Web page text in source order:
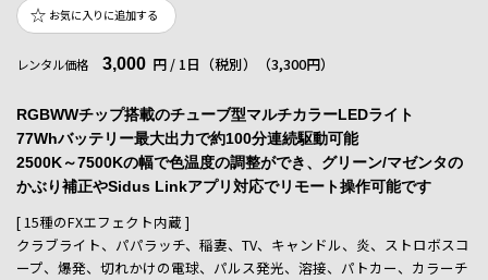
お気に入りに追加する
レンタル価格 3,000 円 / 1日（税別） （3,300円）
RGBWWチップ搭載のチューブ型マルチカラーLEDライト
77Whバッテリー最大出力で約100分連続駆動可能
2500K～7500Kの幅で色温度の調整ができ、グリーン/マゼンタの
かぶり補正やSidus Linkアプリ対応でリモート操作可能です
[ 15種のFXエフェクト内蔵 ]
クラブライト、パパラッチ、稲妻、TV、キャンドル、炎、ストロボスコ
ープ、爆発、切れかけの電球、パルス発光、溶接、パトカー、カラーチ